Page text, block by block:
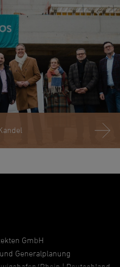
GmbH
Generalplanung